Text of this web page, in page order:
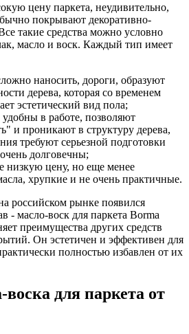
цену паркета, неудивительно,
покрывают декоративно-
такие средства можно условно
масло и воск. Каждый тип имеет
наносить, дороги, образуют
дерева, которая со временем
эстетический вид пола;
в работе, позволяют
и проникают в структуру дерева,
требуют серьезной подготовки
долговечны;
низкую цену, но еще менее
хрупкие и не очень практичные.
российском рынке появился
- масло-воск для паркета Borma
преимущества других средств
Он эстетичен и эффективен для
полностью избавлен от их
для паркета от